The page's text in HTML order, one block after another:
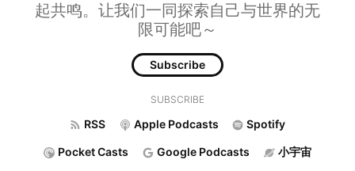
起共鸣。让我们一同探索自己与世界的无
限可能吧～
Subscribe
SUBSCRIBE
RSS Apple Podcasts Spotify
Pocket Casts Google Podcasts 小宇宙